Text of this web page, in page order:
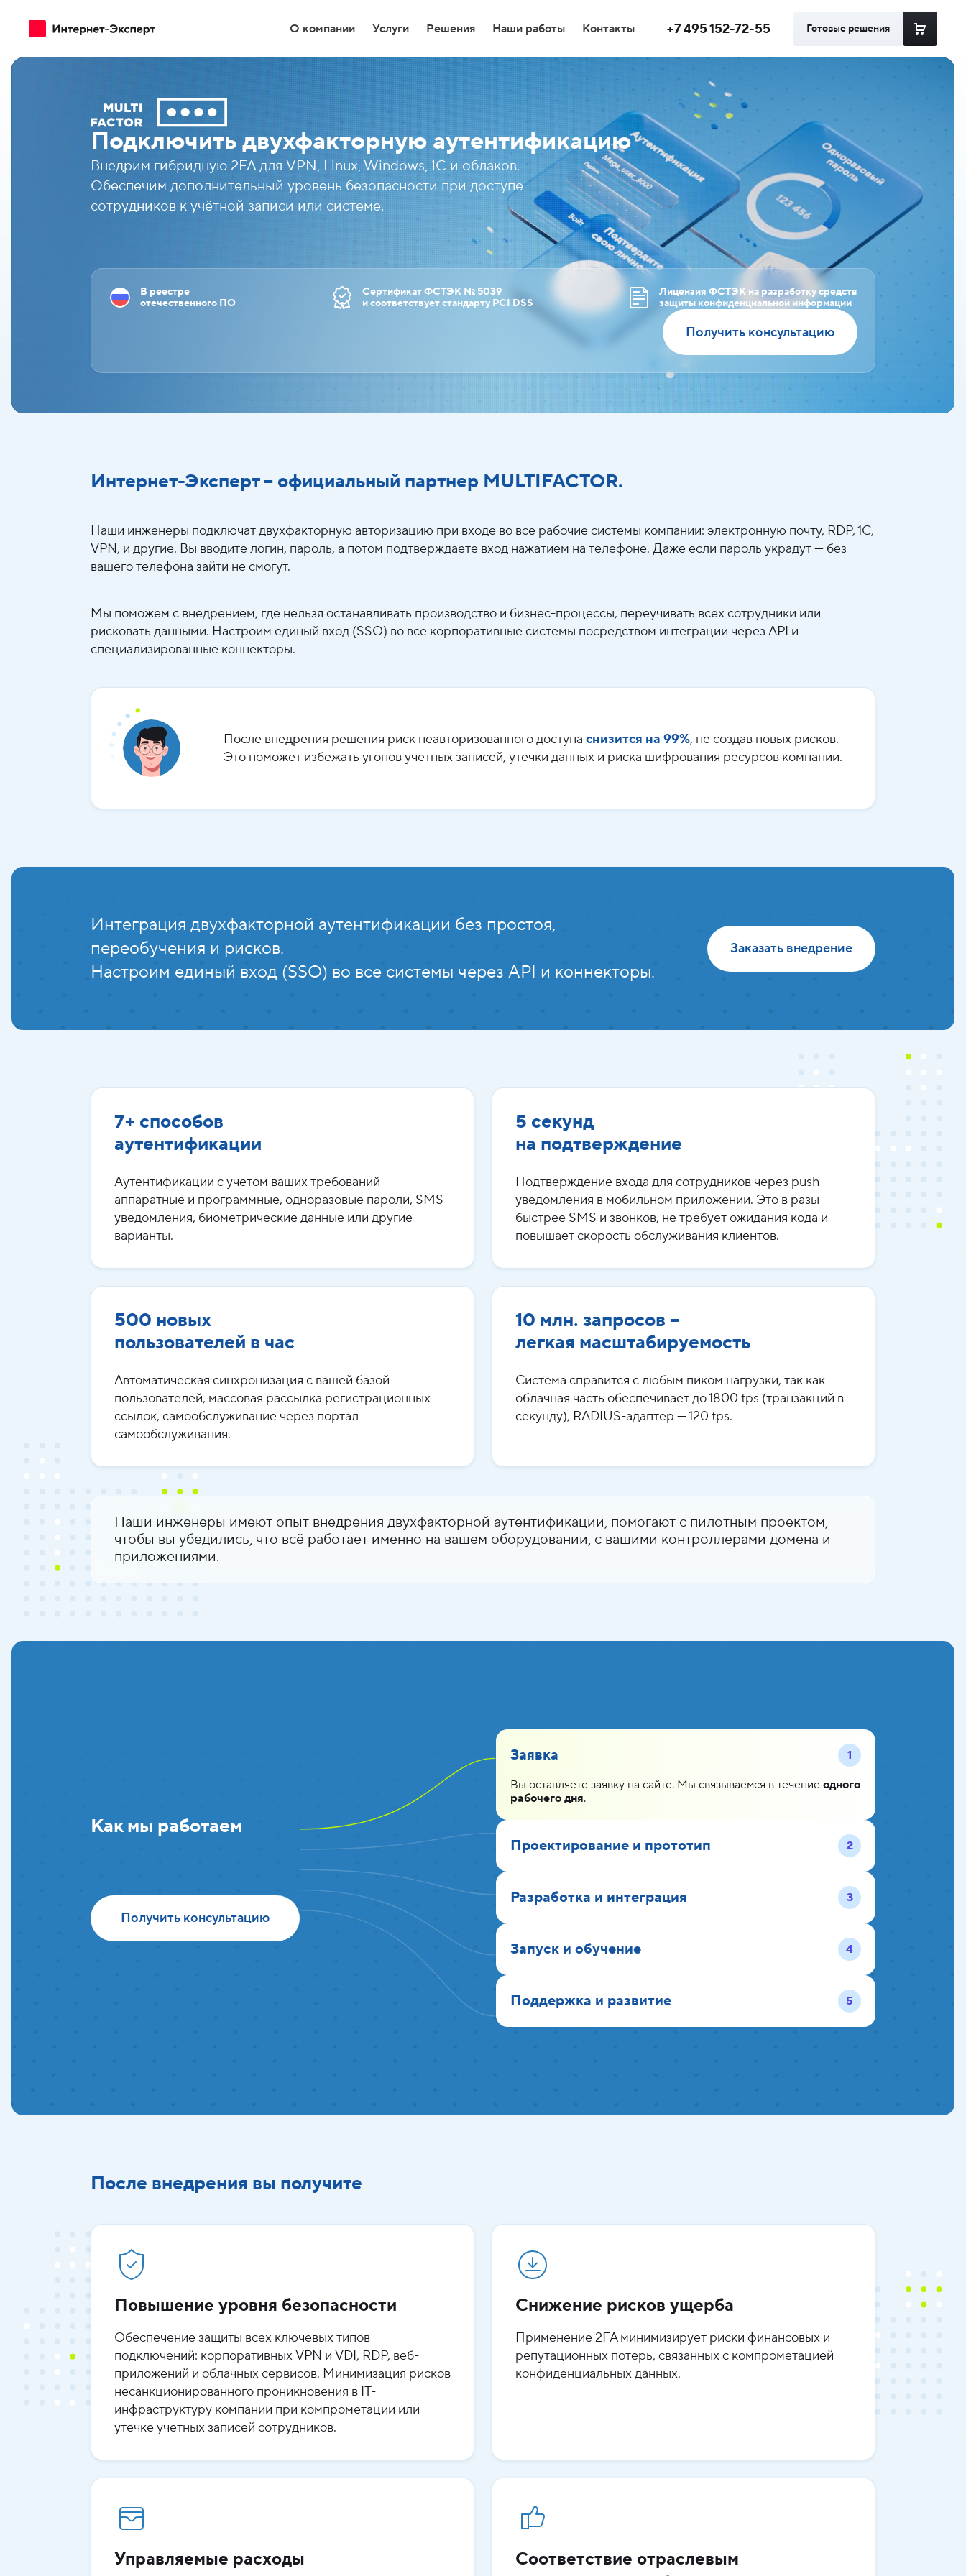
О компании Услуги Решения Наши работы Контакты +7 495 152-72-55 Готовые решения
Разработка
Backend-разработка
Интернет-Магазин на 1С Битрикс
Разработка высоконагруженных порталов
Сложные доработки Битрикс24
Перенос уведомлений из Telegram в MAX
Аудиты
Поддержка
DevOps
PostgreSQL
Подключить двухфакторную аутентификацию
Внедрим гибридную 2FA для VPN, Linux, Windows, 1С и облаков.
Обеспечим дополнительный уровень безопасности при доступе
сотрудников к учётной записи или системе.
В реестре
отечественного ПО
Сертификат ФСТЭК № 5039
и соответствует стандарту PCI DSS
Лицензия ФСТЭК на разработку средств
защиты конфиденциальной информации
Получить консультацию
Интернет-Эксперт – официальный партнер MULTIFACTOR.
Наши инженеры подключат двухфакторную авторизацию при входе во все рабочие системы компании: электронную почту, RDP, 1С,
VPN, и другие. Вы вводите логин, пароль, а потом подтверждаете вход нажатием на телефоне. Даже если пароль украдут — без
вашего телефона зайти не смогут.
Мы поможем с внедрением, где нельзя останавливать производство и бизнес-процессы, переучивать всех сотрудники или
рисковать данными. Настроим единый вход (SSO) во все корпоративные системы посредством интеграции через API и
специализированные коннекторы.
После внедрения решения риск неавторизованного доступа снизится на 99%, не создав новых рисков.
Это поможет избежать угонов учетных записей, утечки данных и риска шифрования ресурсов компании.
Интеграция двухфакторной аутентификации без простоя,
переобучения и рисков.
Настроим единый вход (SSO) во все системы через API и коннекторы.
Заказать внедрение
7+ способов
аутентификации
Аутентификации с учетом ваших требований —
аппаратные и программные, одноразовые пароли, SMS-
уведомления, биометрические данные или другие
варианты.
5 секунд
на подтверждение
Подтверждение входа для сотрудников через push-
уведомления в мобильном приложении. Это в разы
быстрее SMS и звонков, не требует ожидания кода и
повышает скорость обслуживания клиентов.
500 новых
пользователей в час
Автоматическая синхронизация с вашей базой
пользователей, массовая рассылка регистрационных
ссылок, самообслуживание через портал
самообслуживания.
10 млн. запросов –
легкая масштабируемость
Система справится с любым пиком нагрузки, так как
облачная часть обеспечивает до 1800 tps (транзакций в
секунду), RADIUS-адаптер — 120 tps.
Наши инженеры имеют опыт внедрения двухфакторной аутентификации, помогают с пилотным проектом,
чтобы вы убедились, что всё работает именно на вашем оборудовании, с вашими контроллерами домена и
приложениями.
Как мы работаем
Получить консультацию
Заявка 1
Вы оставляете заявку на сайте. Мы связываемся в течение одного
рабочего дня.
Проектирование и прототип 2
Разработка и интеграция 3
Запуск и обучение 4
Поддержка и развитие 5
После внедрения вы получите
Повышение уровня безопасности
Обеспечение защиты всех ключевых типов
подключений: корпоративных VPN и VDI, RDP, веб-
приложений и облачных сервисов. Минимизация рисков
несанкционированного проникновения в IT-
инфраструктуру компании при компрометации или
утечке учетных записей сотрудников.
Снижение рисков ущерба
Применение 2FA минимизирует риски финансовых и
репутационных потерь, связанных с компрометацией
конфиденциальных данных.
Управляемые расходы
Соответствие отраслевым